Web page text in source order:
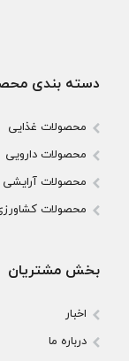
دسته بندی
محصولات غذایی
محصولات دارویی
محصولات
محصولات
بخش مشتریان
اخبار
درباره ما